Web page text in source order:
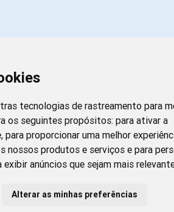
tecnologias de rastreamento para
os seguintes propósitos: para ativar a
, para proporcionar uma melhor
nossos produtos e serviços e para
exibir anúncios que sejam mais
Alterar as minhas preferências
Sociais
Facebook Instagram Twitter